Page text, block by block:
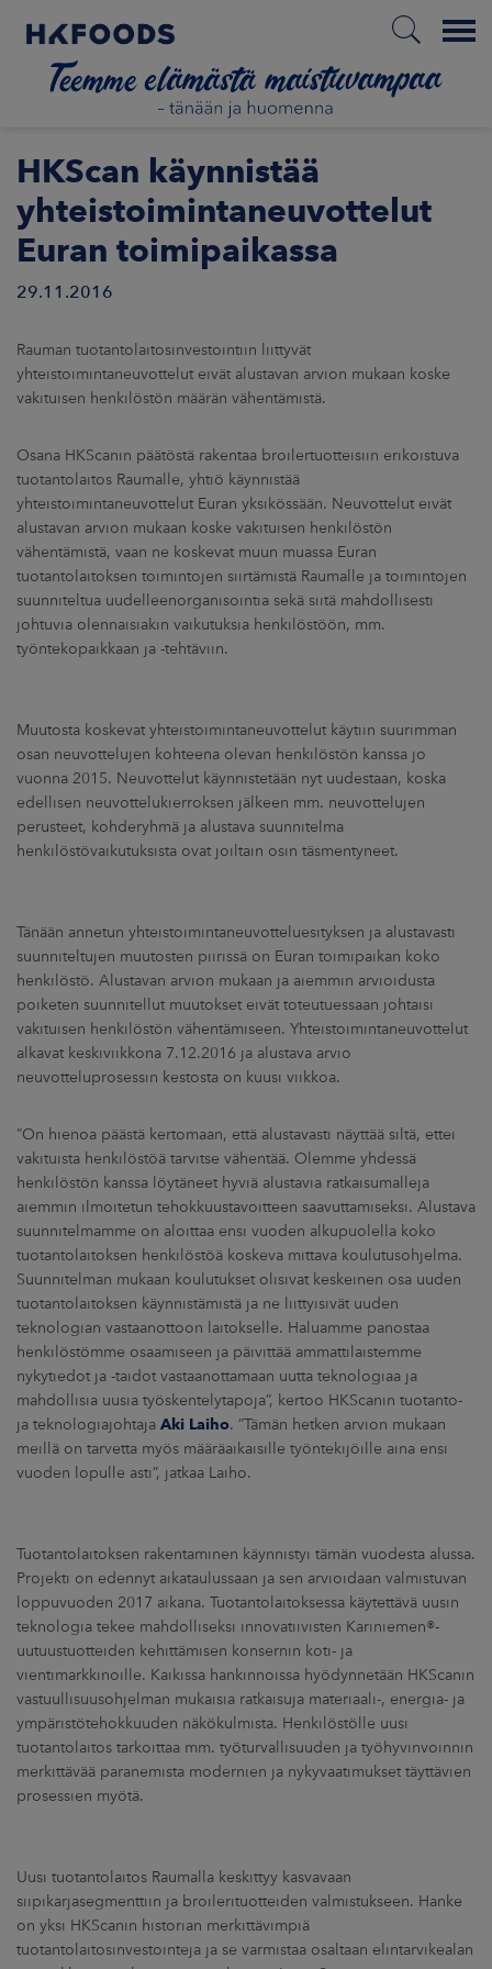
Menu
ETUSIVU
UUTISHUONE
HKScan käynnistää
yhteistoimintaneuvottelut
Euran toimipaikassa
29.11.2016
Rauman tuotantolaitosinvestointiin liittyvät
yhteistoimintaneuvottelut eivät alustavan arvion mukaan koske
vakituisen henkilöstön määrän vähentämistä.
Osana HKScanin päätöstä rakentaa broilertuotteisiin erikoistuva
tuotantolaitos Raumalle, yhtiö käynnistää
yhteistoimintaneuvottelut Euran yksikössään. Neuvottelut eivät
alustavan arvion mukaan koske vakituisen henkilöstön
vähentämistä, vaan ne koskevat muun muassa Euran
tuotantolaitoksen toimintojen siirtämistä Raumalle ja toimintojen
suunniteltua uudelleenorganisointia sekä siitä mahdollisesti
johtuvia olennaisiakin vaikutuksia henkilöstöön, mm.
työntekopaikkaan ja -tehtäviin.
Muutosta koskevat yhteistoimintaneuvottelut käytiin suurimman
osan neuvottelujen kohteena olevan henkilöstön kanssa jo
vuonna 2015. Neuvottelut käynnistetään nyt uudestaan, koska
edellisen neuvottelukierroksen jälkeen mm. neuvottelujen
perusteet, kohderyhmä ja alustava suunnitelma
henkilöstövaikutuksista ovat joiltain osin täsmentyneet.
Tänään annetun yhteistoimintaneuvotteluesityksen ja alustavasti
suunniteltujen muutosten piirissä on Euran toimipaikan koko
henkilöstö. Alustavan arvion mukaan ja aiemmin arvioidusta
poiketen suunnitellut muutokset eivät toteutuessaan johtaisi
vakituisen henkilöstön vähentämiseen. Yhteistoimintaneuvottelut
alkavat keskiviikkona 7.12.2016 ja alustava arvio
neuvotteluprosessin kestosta on kuusi viikkoa.
”On hienoa päästä kertomaan, että alustavasti näyttää siltä, ettei
vakituista henkilöstöä tarvitse vähentää. Olemme yhdessä
henkilöstön kanssa löytäneet hyviä alustavia ratkaisumalleja
aiemmin ilmoitetun tehokkuustavoitteen saavuttamiseksi. Alustava
suunnitelmamme on aloittaa ensi vuoden alkupuolella koko
tuotantolaitoksen henkilöstöä koskeva mittava koulutusohjelma.
Suunnitelman mukaan koulutukset olisivat keskeinen osa uuden
tuotantolaitoksen käynnistämistä ja ne liittyisivät uuden
teknologian vastaanottoon laitokselle. Haluamme panostaa
henkilöstömme osaamiseen ja päivittää ammattilaistemme
nykytiedot ja -taidot vastaanottamaan uutta teknologiaa ja
mahdollisia uusia työskentelytapoja”, kertoo HKScanin tuotanto-
ja teknologiajohtaja Aki Laiho. ”Tämän hetken arvion mukaan
meillä on tarvetta myös määräaikaisille työntekijöille aina ensi
vuoden lopulle asti”, jatkaa Laiho.
Tuotantolaitoksen rakentaminen käynnistyi tämän vuodesta alussa.
Projekti on edennyt aikataulussaan ja sen arvioidaan valmistuvan
loppuvuoden 2017 aikana. Tuotantolaitoksessa käytettävä uusin
teknologia tekee mahdolliseksi innovatiivisten Kariniemen®-
uutuustuotteiden kehittämisen konsernin koti- ja
vientimarkkinoille. Kaikissa hankinnoissa hyödynnetään HKScanin
vastuullisuusohjelman mukaisia ratkaisuja materiaali-, energia- ja
ympäristötehokkuuden näkökulmista. Henkilöstölle uusi
tuotantolaitos tarkoittaa mm. työturvallisuuden ja työhyvinvoinnin
merkittävää paranemista modernien ja nykyvaatimukset täyttävien
prosessien myötä.
Uusi tuotantolaitos Raumalla keskittyy kasvavaan
siipikarjasegmenttiin ja broilerituotteiden valmistukseen. Hanke
on yksi HKScanin historian merkittävimpiä
tuotantolaitosinvestointeja ja se varmistaa osaltaan elintarvikealan